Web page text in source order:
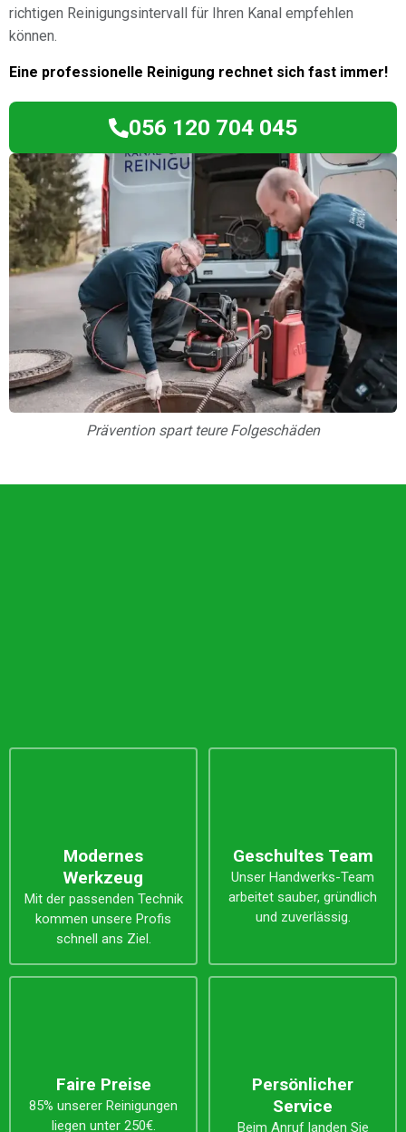
Prävention spart teure Folgeschäden
richtigen Reinigungsintervall für Ihren Kanal empfehlen
können.
Eine professionelle Reinigung rechnet sich fast immer!
056 120 704 045
Modernes
Werkzeug
Mit der passenden Technik
kommen unsere Profis
schnell ans Ziel.
Geschultes Team
Unser Handwerks-Team
arbeitet sauber, gründlich
und zuverlässig.
Faire Preise
85% unserer Reinigungen
liegen unter 250€.
Persönlicher
Service
Beim Anruf landen Sie